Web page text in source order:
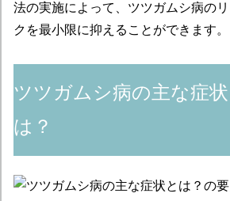
法の実施によって、ツツガムシ病のリ
クを最小限に抑えることができます。
ツツガムシ病の主な症状
は？